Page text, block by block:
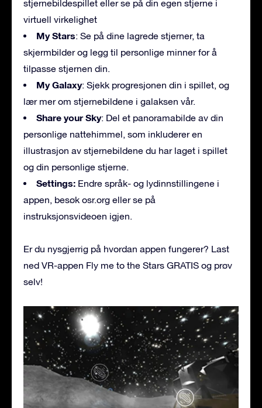
stjernebildespillet eller se på din egen stjerne i
virtuell virkelighet
My Stars: Se på dine lagrede stjerner, ta
skjermbilder og legg til personlige minner for å
tilpasse stjernen din.
My Galaxy: Sjekk progresjonen din i spillet, og
lær mer om stjernebildene i galaksen vår.
Share your Sky: Del et panoramabilde av din
personlige nattehimmel, som inkluderer en
illustrasjon av stjernebildene du har laget i spillet
og din personlige stjerne.
Settings: Endre språk- og lydinnstillingene i
appen, besøk osr.org eller se på
instruksjonsvideoen igjen.
Er du nysgjerrig på hvordan appen fungerer? Last
ned VR-appen Fly me to the Stars GRATIS og prøv
selv!